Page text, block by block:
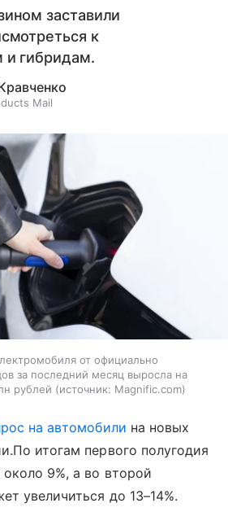
заставили
к
и гибридам.
Mail
от официально
за последний месяц выросла на
рублей
источник: Magnific.com
на автомобили на новых
итогам первого полугодия
9%, а во второй
увеличиться до 13–14%.